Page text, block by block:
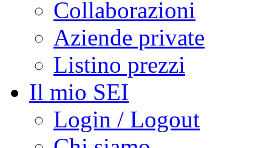
Collaborazioni
Aziende private
Listino prezzi
Il mio SEI
Login / Logout